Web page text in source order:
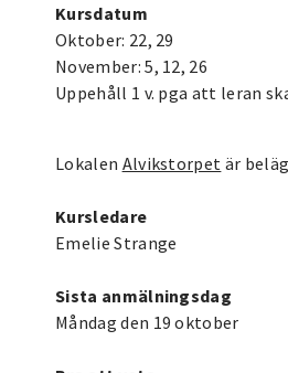
Kursdatum
Oktober: 22, 29
November: 5, 12, 26
Uppehåll 1 v. pga att leran
Lokalen Alvikstorpet är
Kursledare
Emelie Strange
Sista anmälningsdag
Måndag den 19 oktober